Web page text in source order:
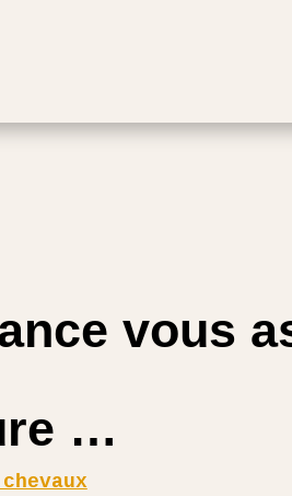
vous
…